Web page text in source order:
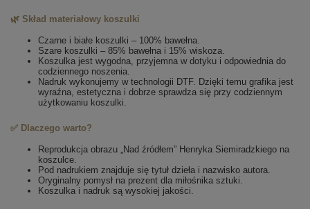
🌿 Skład materiałowy koszulki
Czarne i białe koszulki – 100% bawełna.
Szare koszulki – 85% bawełna i 15% wiskoza.
Koszulka jest wygodna, przyjemna w dotyku i odpowiednia do
codziennego noszenia.
Nadruk wykonujemy w technologii DTF. Dzięki temu grafika jest
wyraźna, estetyczna i dobrze sprawdza się przy codziennym
użytkowaniu koszulki.
✅ Dlaczego warto?
Reprodukcja obrazu „Nad źródłem” Henryka Siemiradzkiego na
koszulce.
Pod nadrukiem znajduje się tytuł dzieła i nazwisko autora.
Oryginalny pomysł na prezent dla miłośnika sztuki.
Koszulka i nadruk są wysokiej jakości.